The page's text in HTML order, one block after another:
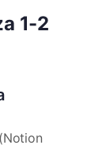
1-2